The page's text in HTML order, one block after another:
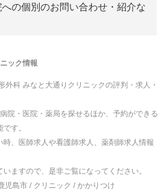
の個別のお問い合わせ・紹介な
ック情報
外科 みなと大通りクリニックの評判・求人・
院・医院・薬局を探せるほか、予約ができる
す。
、医師求人や看護師求人、薬剤師求人情報
ますので、是非ご覧になってください。
児島市 / クリニック / かかりつけ